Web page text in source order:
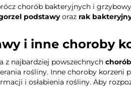
chorób bakteryjnych i
podstawyoraz rak
i inne choroby
z najbardziej powszechnych
rośliny. Inne choroby
i osłabienia rośliny. Aby